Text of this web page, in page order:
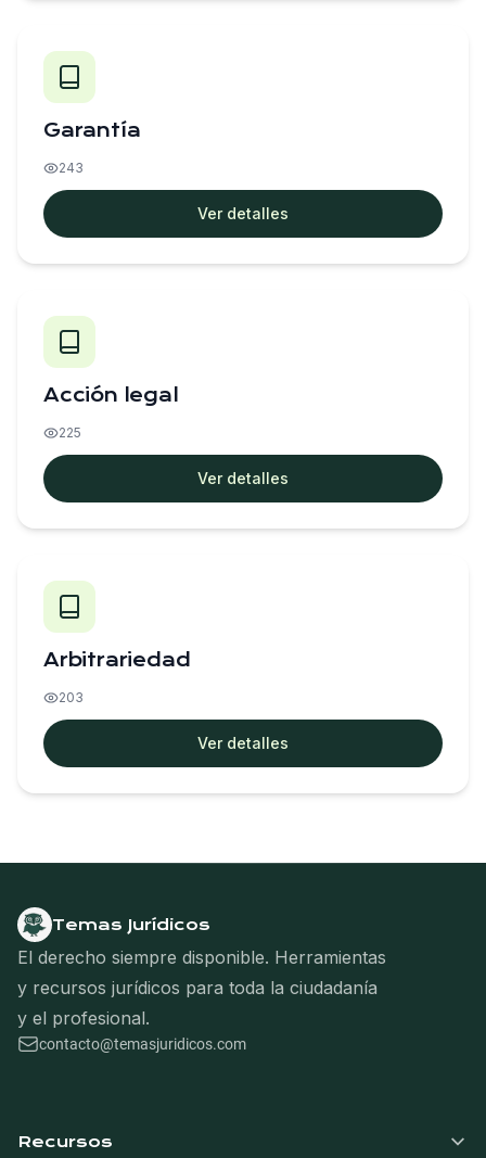
Garantía
243
Ver detalles
Acción legal
225
Ver detalles
Arbitrariedad
203
Ver detalles
Temas Jurídicos
El derecho siempre disponible. Herramientas
y recursos jurídicos para toda la ciudadanía
y el profesional.
contacto@temasjuridicos.com
Recursos